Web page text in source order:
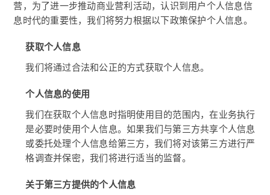
营，为了进一步推动商业营利活动，认识到用户个人信息信
息时代的重要性，我们将努力根据以下政策保护个人信息。
获取个人信息
我们将通过合法和公正的方式获取个人信息。
个人信息的使用
我们在获取个人信息时指明使用目的范围内，在业务执行
是必要时使用个人信息。如果我们与第三方共享个人信息
或委托处理个人信息给第三方，我们将对该第三方进行严
格调查并保密，我们将进行适当的监督。
关于第三方提供的个人信息